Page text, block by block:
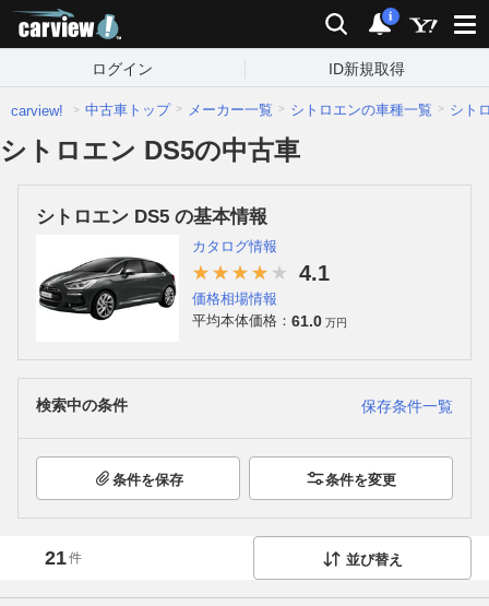
検索 通知
i
ログイン ID新規取得
carview! 中古車トップ メーカー一覧 シトロエンの車種一覧 シト
シトロエン DS5の中古車
シトロエン DS5 の基本情報
カタログ情報
4.1
価格相場情報
平均本体価格： 61.0 万円
検索中の条件 保存条件一覧
条件を保存 条件を変更
21件 並び替え